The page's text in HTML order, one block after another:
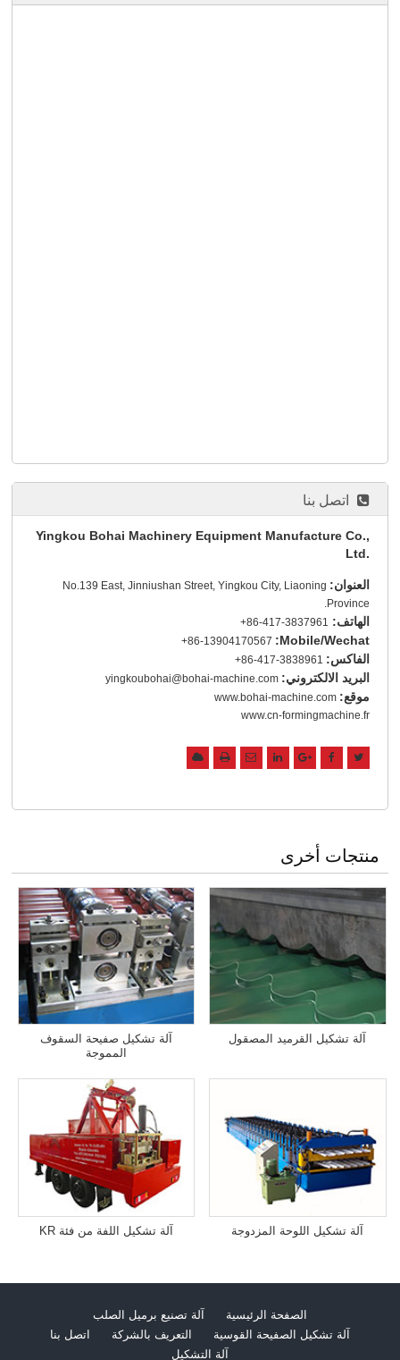
اتصل بنا
Yingkou Bohai Machinery Equipment Manufacture Co.,
Ltd.
العنوان: No.139 East, Jinniushan Street, Yingkou City, Liaoning
Province.
الهاتف: +86-417-3837961
Mobile/Wechat:
+86-13904170567
الفاكس: +86-417-3838961
البريد الالكتروني: yingkoubohai@bohai-machine.com
موقع: www.bohai-machine.com
www.cn-formingmachine.fr
منتجات أخرى
آلة تشكيل القرميد المصقول
آلة تشكيل صفيحة السقوف
المموجة
آلة تشكيل اللوحة المزدوجة آلة تشكيل اللفة من فئة KR
الصفحة الرئيسية
آلة تصنيع برميل الصلب
آلة تشكيل الصفيحة القوسية
التعريف بالشركة
اتصل بنا
آلة التشكيل